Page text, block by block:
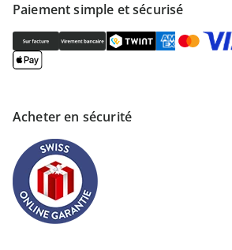
Paiement simple et sécurisé
Acheter en sécurité